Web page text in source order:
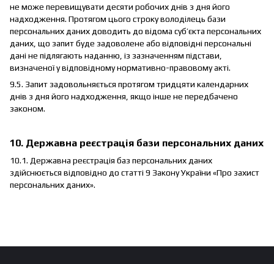
не може перевищувати десяти робочих днів з дня його
надходження. Протягом цього строку володілець бази
персональних даних доводить до відома суб’єкта персональних
даних, що запит буде задоволене або відповідні персональні
дані не підлягають наданню, із зазначенням підстави,
визначеної у відповідному нормативно-правовому акті.
9.5. Запит задовольняється протягом тридцяти календарних
днів з дня його надходження, якщо інше не передбачено
законом.
10. Державна реєстрація бази персональних даних
10.1. Державна реєстрація баз персональних даних
здійснюється відповідно до статті 9 Закону України «Про захист
персональних даних».